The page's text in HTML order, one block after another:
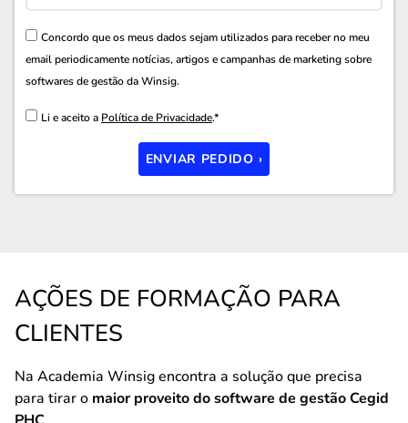
Concordo que os meus dados sejam utilizados para receber no meu
email periodicamente notícias, artigos e campanhas de marketing sobre
softwares de gestão da Winsig.
Li e aceito a Política de Privacidade.*
ENVIAR PEDIDO ›
AÇÕES DE FORMAÇÃO PARA
CLIENTES
Na Academia Winsig encontra a solução que precisa
para tirar o maior proveito do software de gestão Cegid